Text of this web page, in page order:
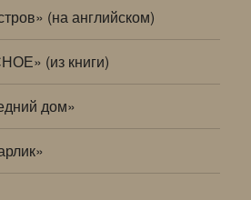
(на английском)
(из книги)
дом»